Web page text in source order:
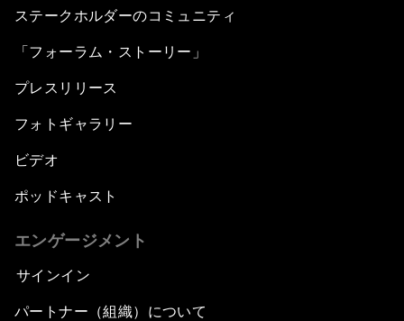
ステークホルダーのコミュニティ
「フォーラム・ストーリー」
プレスリリース
フォトギャラリー
ビデオ
ポッドキャスト
エンゲージメント
サインイン
パートナー（組織）について